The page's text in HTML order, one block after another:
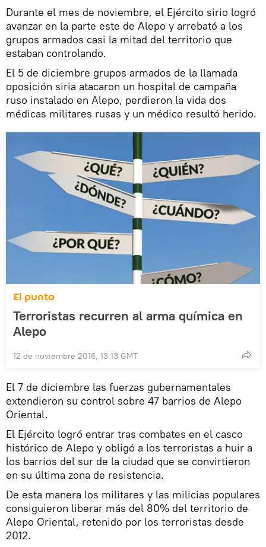
Durante el mes de noviembre, el Ejército sirio logró
avanzar en la parte este de Alepo y arrebató a los
grupos armados casi la mitad del territorio que
estaban controlando.
El 5 de diciembre grupos armados de la llamada
oposición siria atacaron un hospital de campaña
ruso instalado en Alepo, perdieron la vida dos
médicas militares rusas y un médico resultó herido.
El punto
Terroristas recurren al arma química en
Alepo
12 de noviembre 2016, 13:13 GMT
El 7 de diciembre las fuerzas gubernamentales
extendieron su control sobre 47 barrios de Alepo
Oriental.
El Ejército logró entrar tras combates en el casco
histórico de Alepo y obligó a los terroristas a huir a
los barrios del sur de la ciudad que se convirtieron
en su última zona de resistencia.
De esta manera los militares y las milicias populares
consiguieron liberar más del 80% del territorio de
Alepo Oriental, retenido por los terroristas desde
2012.